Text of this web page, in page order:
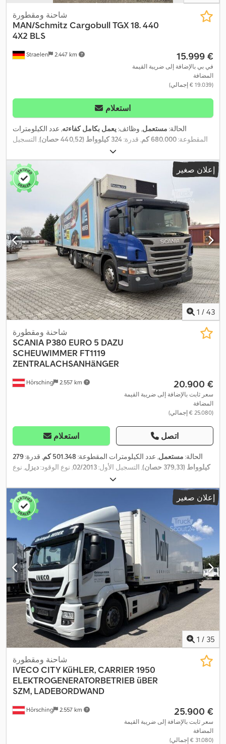
Straelen 2.447 km
شاحنة ومقطورة
MAN/Schmitz CargobullTGX 18. 440
4X2 BLS
‏15.999 €
في بي بالإضافة إلى ضريبة القيمة
المضافة
(‏19.039 € إجمالي)
استعلام
الحالة: مستعمل, وظائف:يعمل بكامل كفاءته, عدد الكيلومترات
المقطوعة:680.000 كم , قدرة:324 كيلوواط (440,52 حصان)
, التسجيل
, الوزن الإجمالي:
أبيض, الوزن الأقصى للحمولة:18.000 كجم , وزن فارغ:7.400 كجم
, وقود:
ديزل, كابينة السائق: , فئة الانبعاثات:يورو
, سنة الصنع: 2011, معدات: أدبلو, تسجيل السيارة, تكييف الهواء, سخان
التدفئة أثناء التوقف, قفل التروس التفاضلية, مثبت السرعة, نظام
التحكم في الجر, نظام الفرامل المانعة للانغلاق (ABS),
إعلان صغير
1 / 43
Hörsching 2.557 km
شاحنة ومقطورة
SCANIA P380 EURO 5 DAZU
SCHEUWIMMER FT1119
ZENTRALACHSANHäNGER
‏20.900 €
سعر ثابت بالإضافة إلى ضريبة القيمة
المضافة
(‏25.080 € إجمالي)
استعلام اتصل
الحالة: مستعمل, عدد الكيلومترات المقطوعة:501.348 كم , قدرة:279
كيلوواط (379,33 حصان)
, التسجيل الأول:02/2013 , نوع الوقود:ديزل , نوع
, فئة الانبعاثات:
قفل مركزي, كمبيوتر على متن المركبة, مثبت السرعة, مرشح السخام,
إعلان صغير
1 / 35
Hörsching 2.557 km
شاحنة ومقطورة
IVECOCITY KüHLER, CARRIER 1950
ELEKTROGENERATORBETRIEB üBER
SZM, LADEBORDWAND
‏25.900 €
سعر ثابت بالإضافة إلى ضريبة القيمة
المضافة
(‏31.080 € إجمالي)